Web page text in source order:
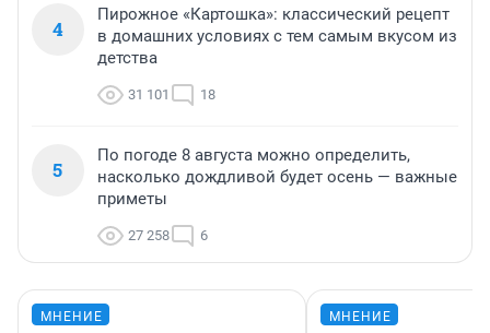
4
Пирожное «Картошка»: классический рецепт
в домашних условиях с тем самым вкусом из
детства
31 101 18
5
По погоде 8 августа можно определить,
насколько дождливой будет осень — важные
приметы
27 258 6
МНЕНИЕ МНЕНИЕ